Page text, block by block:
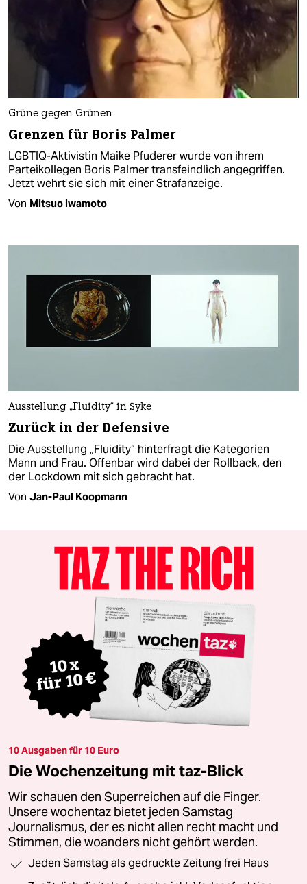
Grüne gegen Grünen
Grenzen für Boris Palmer
LGBTIQ-Aktivistin Maike Pfuderer wurde von ihrem
Parteikollegen Boris Palmer transfeindlich angegriffen.
Jetzt wehrt sie sich mit einer Strafanzeige.
Von Mitsuo Iwamoto
Ausstellung „Fluidity“ in Syke
Zurück in der Defensive
Die Ausstellung „Fluidity“ hinterfragt die Kategorien
Mann und Frau. Offenbar wird dabei der Rollback, den
der Lockdown mit sich gebracht hat.
Von Jan-Paul Koopmann
10 Ausgaben für 10 Euro
Die Wochenzeitung mit taz-Blick
Wir schauen den Superreichen auf die Finger.
Unsere wochentaz bietet jeden Samstag
Journalismus, der es nicht allen recht macht und
Stimmen, die woanders nicht gehört werden.
Jeden Samstag als gedruckte Zeitung frei Haus